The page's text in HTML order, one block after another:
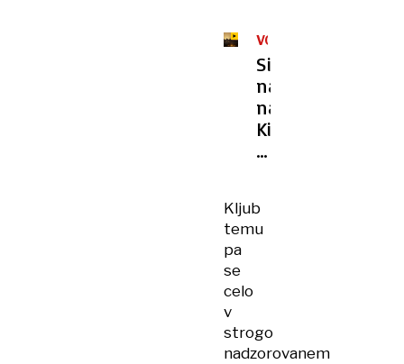
VOJNA
V
UKRAJINI
Siloviti
napad
na
Kijev:
več
še
ujeti
Kljub
temu
pa
se
celo
v
strogo
nadzorovanem